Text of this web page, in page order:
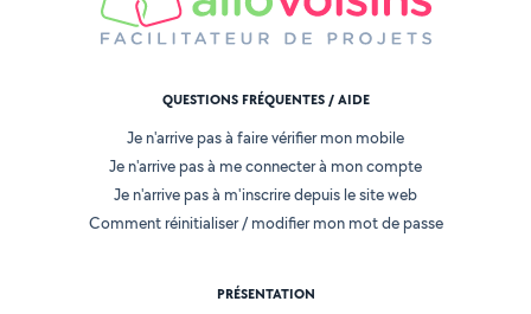
QUESTIONS FRÉQUENTES / AIDE
Je n'arrive pas à faire vérifier mon mobile
Je n'arrive pas à me connecter à mon compte
Je n'arrive pas à m'inscrire depuis le site web
Comment réinitialiser / modifier mon mot de passe
PRÉSENTATION